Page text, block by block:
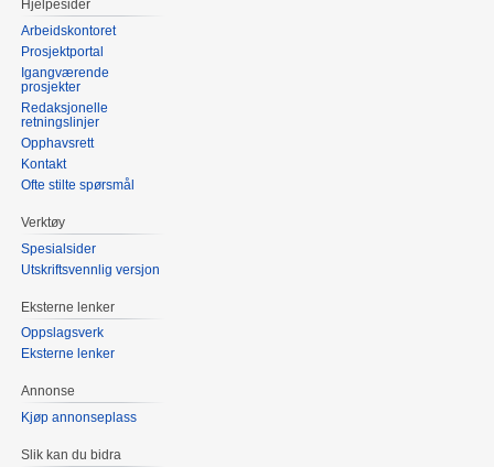
Hjelpesider
Arbeidskontoret
Prosjektportal
Igangværende
prosjekter
Redaksjonelle
retningslinjer
Opphavsrett
Kontakt
Ofte stilte spørsmål
Verktøy
Spesialsider
Utskriftsvennlig versjon
Eksterne lenker
Oppslagsverk
Eksterne lenker
Annonse
Kjøp annonseplass
Slik kan du bidra